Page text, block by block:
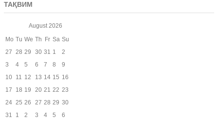
ТАҚВИМ
August 2026
Mo Tu We Th Fr Sa Su
27 28 29 30 31 1
2
3
4 5 6 7 8
9
10 11 12 13 14 15 16
17
18 19 20 21 22 23
24 25 26 27 28 29 30
31
1 2 3 4 5 6